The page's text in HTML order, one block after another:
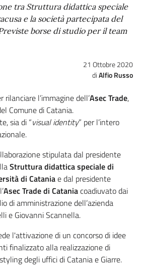
tra Struttura didattica speciale
e la società partecipata del
borse di studio per il team
21 Ottobre 2020
Alfio Russo
rilanciare l’immagine dell’Asec Trade,
Comune di Catania.
sia di “visual identity” per l’intero
stipulata dal presidente
Struttura didattica speciale di
di Cataniae dal presidente
Asec Trade di Cataniacoadiuvato dai
di amministrazione dell’azienda
e Giovanni Scannella.
l'attivazione di un concorso di idee
finalizzato alla realizzazione di
degli uffici di Catania e Giarre.